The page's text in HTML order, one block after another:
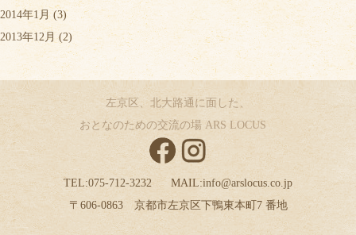
2014年1月(3)
2013年12月 (2)
左京区、北大路通に面した、
おとなのための交流の場 ARS LOCUS
TEL:075-712-3232 MAIL:info@arslocus.co.jp
〒606-0863 京都市左京区下鴨東本町7 番地